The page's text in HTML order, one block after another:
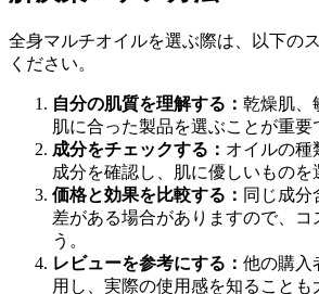
全身マルチオイルを選ぶ際は、以下の
ください。
自分の肌質を理解する： 乾燥肌、
肌に合った製品を選ぶことが重要
成分をチェックする： オイルの種
成分を確認し、肌に優しいものを
価格と効果を比較する： 同じ成分
差がある場合がありますので、コ
う。
レビューを参考にする： 他の購入
用し、実際の使用感を知ることも